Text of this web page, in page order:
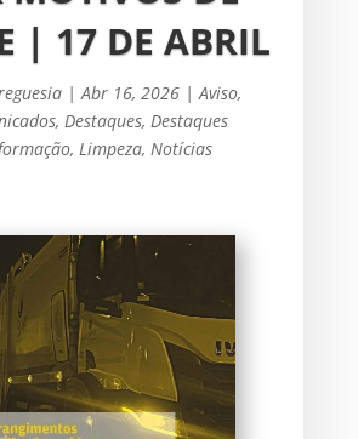
| 17 DE ABRIL
| Abr 16, 2026| Aviso,
, Destaques, Destaques
, Limpeza, Notícias